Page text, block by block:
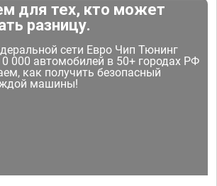
для тех, кто может
разницу.
сети Евро Чип Тюнинг
000 автомобилей в 50+ городах РФ
как получить безопасный
машины!